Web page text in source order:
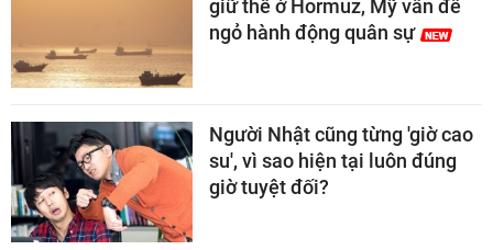
giữ thế ở Hormuz, Mỹ vẫn để
ngỏ hành động quân sự
Người Nhật cũng từng 'giờ cao
su', vì sao hiện tại luôn đúng
giờ tuyệt đối?